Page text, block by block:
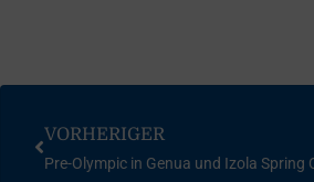
VORHERIGER
Pre-Olympic in Genua und Izola Spring